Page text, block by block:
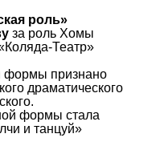
роль»
за роль Хомы
Театр»
формы признано
драматического
формы стала
и танцуй»